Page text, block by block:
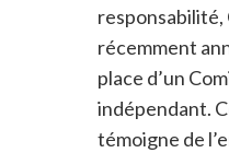
responsabilité,
récemment
place d’un
indépendant.
témoigne de